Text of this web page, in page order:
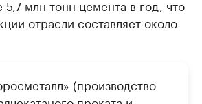
5,7 млн тонн цемента в год, что
отрасли составляет около
(производство